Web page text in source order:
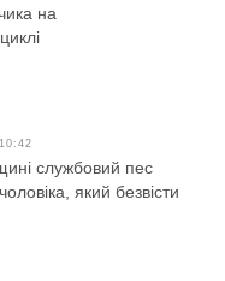
на
службовий пес
який безвісти